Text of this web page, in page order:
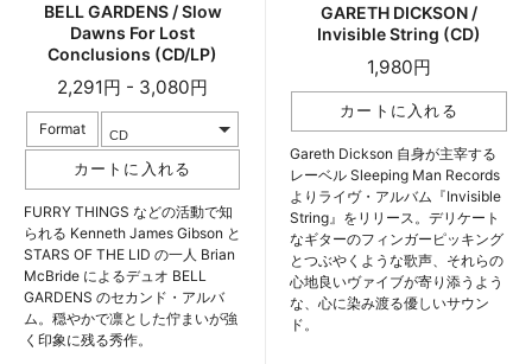
BELL GARDENS / Slow
Dawns For Lost
Conclusions (CD/LP)
2,291円 - 3,080円
Format
FURRY THINGS などの活動で知
られる Kenneth James Gibson と
STARS OF THE LID の一人 Brian
McBride によるデュオ BELL
GARDENS のセカンド・アルバ
ム。穏やかで凛とした佇まいが強
く印象に残る秀作。
GARETH DICKSON /
Invisible String (CD)
1,980円
Gareth Dickson 自身が主宰する
レーベル Sleeping Man Records
よりライヴ・アルバム『Invisible
String』をリリース。デリケート
なギターのフィンガーピッキング
とつぶやくような歌声、それらの
心地良いヴァイブが寄り添うよう
な、心に染み渡る優しいサウン
ド。